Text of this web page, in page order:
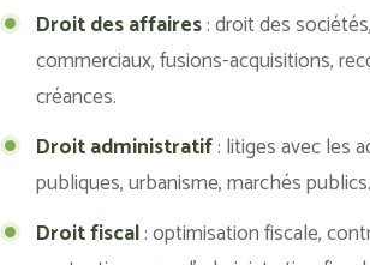
Droit des affaires: droit des
commerciaux, fusions-acquisitions,
créances.
Droit administratif: litiges avec les
publiques, urbanisme, marchés publics.
Droit fiscal: optimisation fiscale,